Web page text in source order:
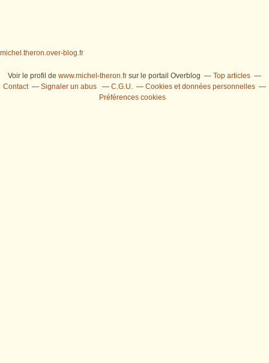
michel.theron.over-blog.fr
Voir le profil de www.michel-theron.fr sur le portail Overblog
Top articles
Contact
Signaler un abus C.G.U.
Cookies et données personnelles
Préférences cookies